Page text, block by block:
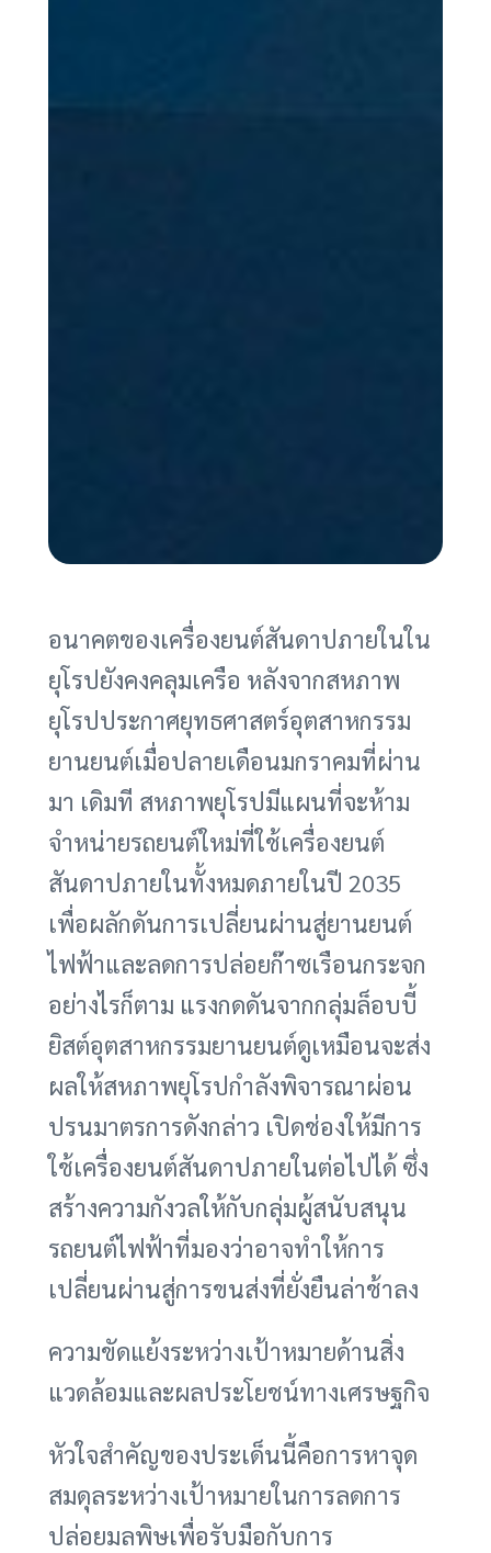
อนาคตของเครื่องยนต์สันดาปภายในใน
ยุโรปยังคงคลุมเครือ หลังจากสหภาพ
ยุโรปประกาศยุทธศาสตร์อุตสาหกรรม
ยานยนต์เมื่อปลายเดือนมกราคมที่ผ่าน
มา เดิมที สหภาพยุโรปมีแผนที่จะห้าม
จำหน่ายรถยนต์ใหม่ที่ใช้เครื่องยนต์
สันดาปภายในทั้งหมดภายในปี 2035
เพื่อผลักดันการเปลี่ยนผ่านสู่ยานยนต์
ไฟฟ้าและลดการปล่อยก๊าซเรือนกระจก
อย่างไรก็ตาม แรงกดดันจากกลุ่มล็อบบี้
ยิสต์อุตสาหกรรมยานยนต์ดูเหมือนจะส่ง
ผลให้สหภาพยุโรปกำลังพิจารณาผ่อน
ปรนมาตรการดังกล่าว เปิดช่องให้มีการ
ใช้เครื่องยนต์สันดาปภายในต่อไปได้ ซึ่ง
สร้างความกังวลให้กับกลุ่มผู้สนับสนุน
รถยนต์ไฟฟ้าที่มองว่าอาจทำให้การ
เปลี่ยนผ่านสู่การขนส่งที่ยั่งยืนล่าช้าลง
ความขัดแย้งระหว่างเป้าหมายด้านสิ่ง
แวดล้อมและผลประโยชน์ทางเศรษฐกิจ
หัวใจสำคัญของประเด็นนี้คือการหาจุด
สมดุลระหว่างเป้าหมายในการลดการ
ปล่อยมลพิษเพื่อรับมือกับการ